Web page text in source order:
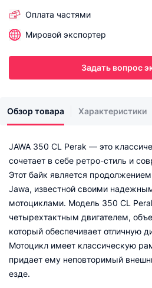
Оплата частями
Мировой экспортер
Задать вопрос
Обзор товара Характеристики
JAWA 350 CL Perak — это
сочетает в себе ретро-стиль и
Этот байк является
Jawa, известной своими
мотоциклами. Модель 350 CL
четырехтактным двигателем,
который обеспечивает отличную
Мотоцикл имеет классическую
придает ему неповторимый
езде.